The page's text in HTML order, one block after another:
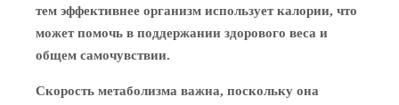
тем эффективнее организм использует калории, что
может помочь в поддержании здорового веса и
общем самочувствии.
Скорость метаболизма важна, поскольку она